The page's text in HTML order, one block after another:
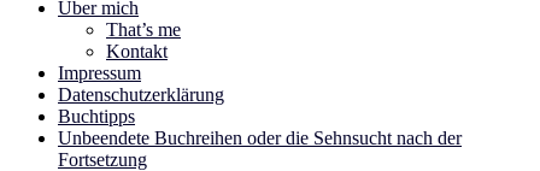
Über mich
That’s me
Kontakt
Impressum
Datenschutzerklärung
Buchtipps
Unbeendete Buchreihen oder die Sehnsucht nach der
Fortsetzung